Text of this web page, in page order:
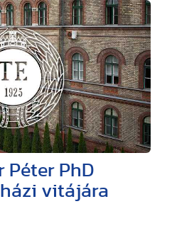
Péter PhD
házi vitájára